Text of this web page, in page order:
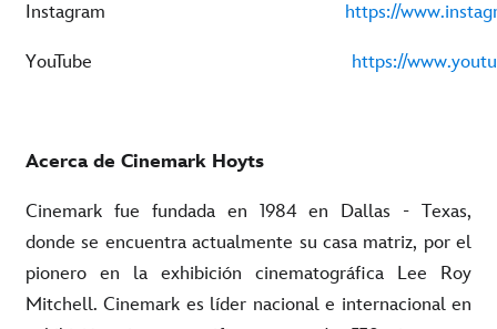
Instagram https://
YouTube https://
Acerca de Cinemark Hoyts
Cinemark fue fundada en 1984 en Dallas - Texas,
donde se encuentra actualmente su casa matriz, por el
pionero en la exhibición cinematográfica Lee Roy
Mitchell. Cinemark es líder nacional e internacional en